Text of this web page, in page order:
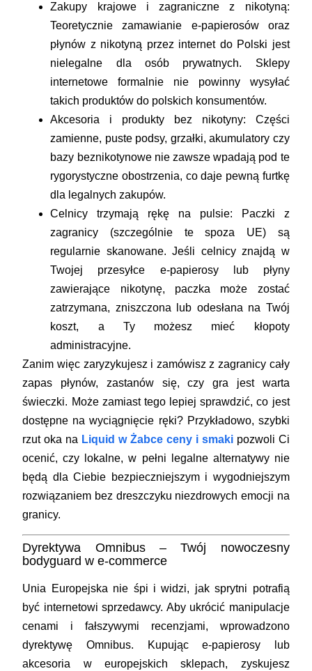
Zakupy krajowe i zagraniczne z nikotyną:
Teoretycznie zamawianie e-papierosów oraz
płynów z nikotyną przez internet do Polski jest
nielegalne dla osób prywatnych. Sklepy
internetowe formalnie nie powinny wysyłać
takich produktów do polskich konsumentów.
Akcesoria i produkty bez nikotyny: Części
zamienne, puste podsy, grzałki, akumulatory czy
bazy beznikotynowe nie zawsze wpadają pod te
rygorystyczne obostrzenia, co daje pewną furtkę
dla legalnych zakupów.
Celnicy trzymają rękę na pulsie: Paczki z
zagranicy (szczególnie te spoza UE) są
regularnie skanowane. Jeśli celnicy znajdą w
Twojej przesyłce e-papierosy lub płyny
zawierające nikotynę, paczka może zostać
zatrzymana, zniszczona lub odesłana na Twój
koszt, a Ty możesz mieć kłopoty
administracyjne.
Zanim więc zaryzykujesz i zamówisz z zagranicy cały
zapas płynów, zastanów się, czy gra jest warta
świeczki. Może zamiast tego lepiej sprawdzić, co jest
dostępne na wyciągnięcie ręki? Przykładowo, szybki
rzut oka na Liquid w Żabce ceny i smakipozwoli Ci
ocenić, czy lokalne, w pełni legalne alternatywy nie
będą dla Ciebie bezpieczniejszym i wygodniejszym
rozwiązaniem bez dreszczyku niezdrowych emocji na
granicy.
Dyrektywa Omnibus – Twój nowoczesny
bodyguard w e-commerce
Unia Europejska nie śpi i widzi, jak sprytni potrafią
być internetowi sprzedawcy. Aby ukrócić manipulacje
cenami i fałszywymi recenzjami, wprowadzono
dyrektywę Omnibus. Kupując e-papierosy lub
akcesoria w europejskich sklepach, zyskujesz